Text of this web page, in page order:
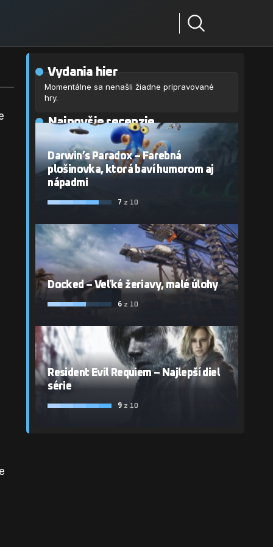
Vydania hier
Momentálne sa nenašli žiadne pripravované
hry.
Najnovšie recenzie
Darwin’s Paradox – Farebná
plošinovka, ktorá baví humorom aj
nápadmi
7 z 10
Docked – Veľké žeriavy, malé úlohy
6 z 10
Resident Evil Requiem – Najlepší diel
série
9 z 10